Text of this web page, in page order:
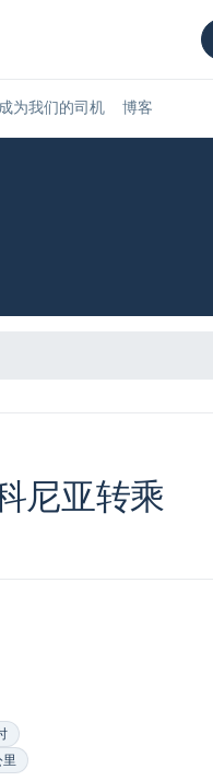
成为我们的司机 博客
尼亚转乘